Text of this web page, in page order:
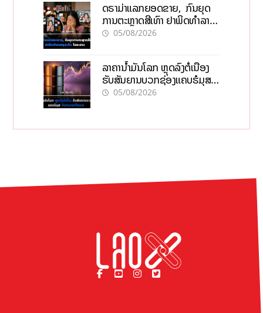
ດຣາມ່າແລກຍອດຂາຍ, ກົນຍຸດ
ການຕະຫຼາດສີເທົາ ຢາພິດທຳລາຍ
ທຸລະກິດ ໄລຍະຍາວ
05/08/2026
ລາຄານ້ຳມັນໂລກ ຫຼຸດລົງຕໍ່ເນື່ອງ
ຮັບສັນຍານບວກຊ່ອງແຄບຮໍມຸສ
ຈັບຕາລາຄາໃນລາວ
05/08/2026